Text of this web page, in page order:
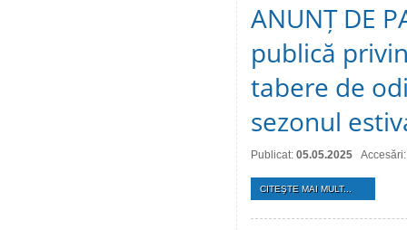
ANUNȚ DE
publică
tabere de
sezonul
Publicat: 05.05.2025
CITEŞTE MAI MULT...